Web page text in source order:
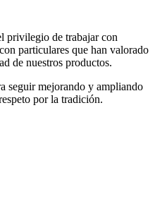
privilegio de trabajar con
particulares que han valorado
de nuestros productos.
seguir mejorando y ampliando
por la tradición.